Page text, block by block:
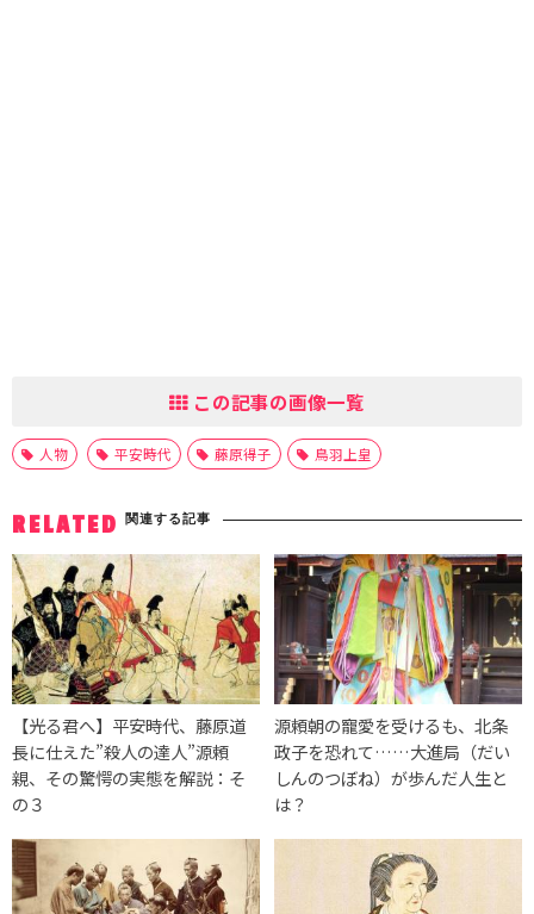
この記事の画像一覧
人物 平安時代 藤原得子 鳥羽上皇
RELATED 関連する記事
【光る君へ】平安時代、藤原道
長に仕えた”殺人の達人”源頼
親、その驚愕の実態を解説：そ
の３
源頼朝の寵愛を受けるも、北条
政子を恐れて……大進局（だい
しんのつぼね）が歩んだ人生と
は？